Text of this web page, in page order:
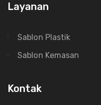
Layanan
Sablon Plastik
Sablon Kemasan
Kontak